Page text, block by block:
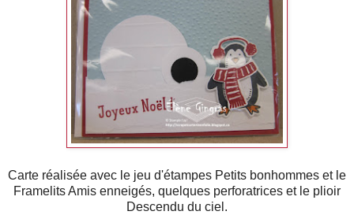
Carte réalisée avec le jeu d'étampes Petits bonhommes et le
Framelits Amis enneigés, quelques perforatrices et le plioir
Descendu du ciel.